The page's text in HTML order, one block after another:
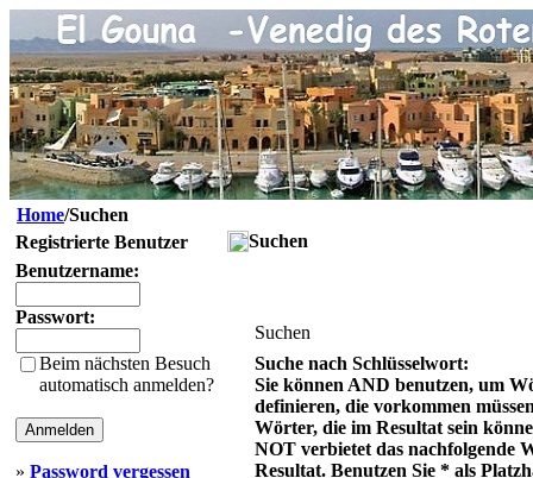
Home/Suchen
Registrierte Benutzer
Benutzername:
Passwort:
Beim nächsten Besuch
automatisch anmelden?
» Password vergessen
Suchen
Suchen
Suche nach Schlüsselwort:
Sie können AND benutzen, um
definieren, die vorkommen
Wörter, die im Resultat sein
NOT verbietet das nachfolgende
Resultat. Benutzen Sie * als